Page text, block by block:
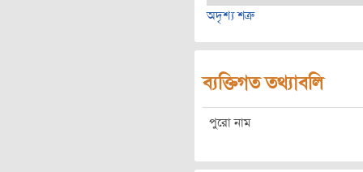
অদৃশ্য শত্রু
ব্যক্তিগত তথ্যাবলি
পুরো নাম